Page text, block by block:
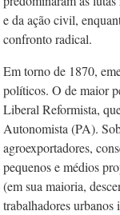
e da ação civil,
confronto radical.
Em torno de 1870,
políticos. O de maior
Liberal Reformista,
Autonomista (PA).
agroexportadores,
pequenos e médios
(em sua maioria,
trabalhadores urbanos